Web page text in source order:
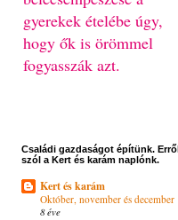
gyerekek ételébe úgy,
hogy ők is örömmel
fogyasszák azt.
Családi gazdaságot építünk. Erről
szól a Kert és karám naplónk.
Kert és karám
Október, november és december
8 éve